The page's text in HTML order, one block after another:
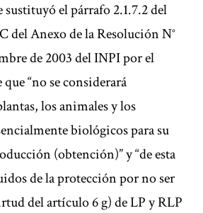
sustituyó el párrafo 2.1.7.2 del
del Anexo de la Resolución N°
de 2003 del INPI por el
“no se considerará
los animales y los
biológicos para su
(obtención)” y “de esta
de la protección por no ser
del artículo 6 g) de LP y RLP